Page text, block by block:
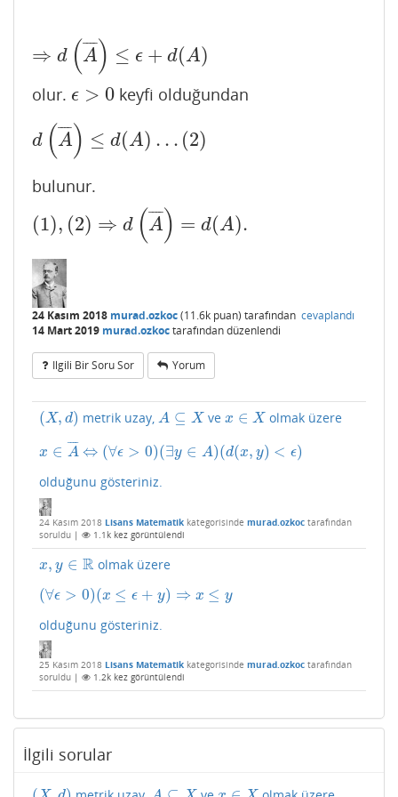
⇒ d (A
¯¯
¯¯) ≤ ϵ + d(A)
⇒d (A ¯ ≤ϵ + (A
olur. ϵ > 0
ϵ>0 keyfi olduğundan
d (A
¯¯
¯¯ ) ≤ d(A) … (2)
d ( A¯) ≤d(A)… (2)
bulunur.
(1), (2) ⇒ d (A
¯¯
¯¯) = d(A).
(1),(2 )⇒d A¯ =d ( A).
24 Kasım 2018 murad.ozkoc(11.6k puan) tarafından cevaplandı
14 Mart 2019 murad.ozkoctarafındandüzenlendi
Ilgili Bir Soru Sor Yorum
(X, d)
(X,d) metrik uzay, A ⊆ X
A⊆X ve x ∈ X
x∈X olmak üzere
x ∈ A
¯¯
¯¯ ⇔ (∀ϵ > 0)(∃y ∈ A)(d(x, y) < ϵ)
x∈A¯⇔(∀ ϵ>0)(∃y ∈A)(d(x,y)<ϵ)
olduğunu gösteriniz.
24 Kasım 2018 Lisans Matematik kategorisinde murad.ozkoc tarafından
soruldu | 1.1k kez görüntülendi
x, y ∈ R
x,y ∈ R olmak üzere
(∀ϵ > 0)(x ≤ ϵ + y) ⇒ x ≤ y
(∀ϵ>0)(x ≤ϵ +y )⇒x ≤y
olduğunu gösteriniz.
25 Kasım 2018 Lisans Matematik kategorisinde murad.ozkoc tarafından
soruldu | 1.2k kez görüntülendi
İlgili sorular